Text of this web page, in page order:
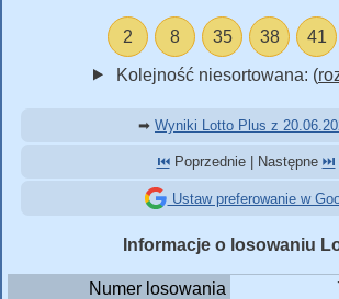
2 8 35 38 41
Kolejność niesortowana: (
➡ Wyniki Lotto Plus z
⏮️Poprzednie | Następne ⏭️
Ustaw preferowanie w
Informacje o losowaniu
Numer losowania